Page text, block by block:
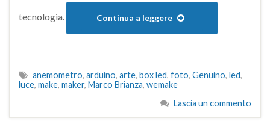
tecnologia.
Continua a leggere
anemometro, arduino, arte, box led, foto, Genuino, led,
luce, make, maker, Marco Brianza, wemake
Lascia un commento